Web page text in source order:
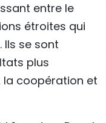
entre le
étroites qui
se sont
plus
la coopération et